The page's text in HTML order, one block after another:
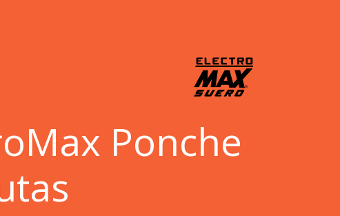
Ponche